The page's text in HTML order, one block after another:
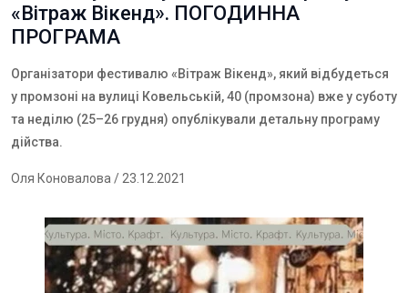
«Вітраж Вікенд». ПОГОДИННА
ПРОГРАМА
Організатори фестивалю «Вітраж Вікенд», який відбудеться
у промзоні на вулиці Ковельській, 40 (промзона) вже у суботу
та неділю (25–26 грудня) опублікували детальну програму
дійства.
Оля Коновалова / 23.12.2021